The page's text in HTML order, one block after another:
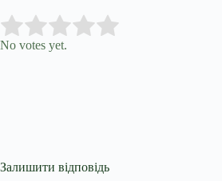
Rate this item:
No votes yet.
Залишити відповідь